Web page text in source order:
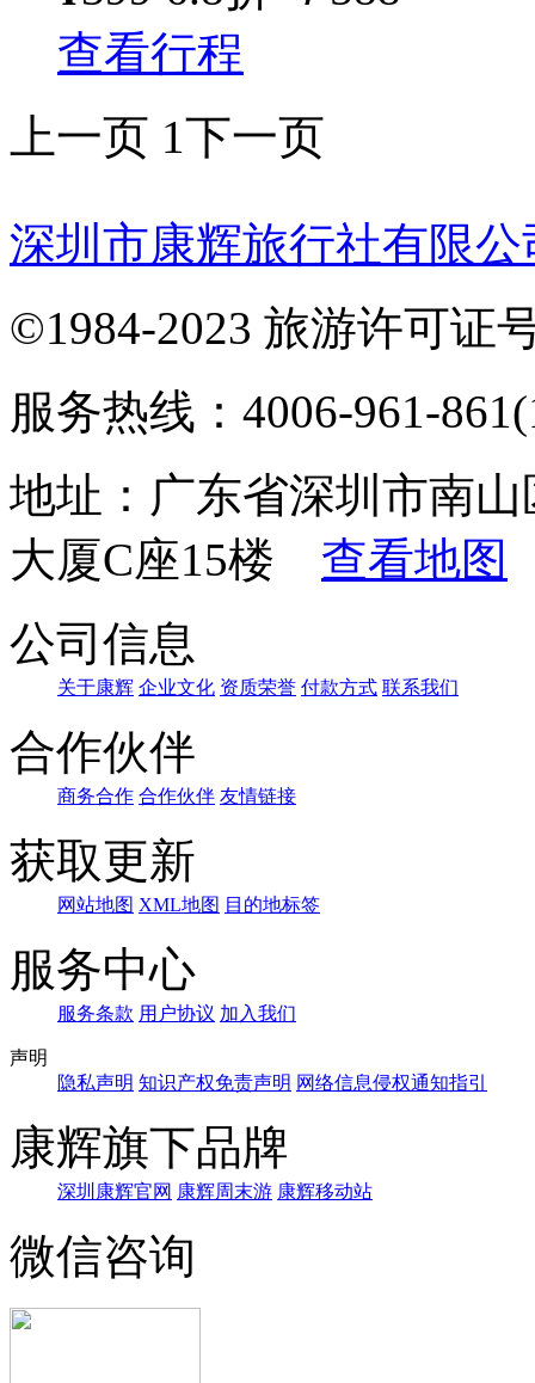
查看行程
上一页 1下一页
深圳市康辉旅行社有限
©1984-2023 旅游许可证
服务热线：4006-961-
地址：广东省深圳市南
大厦C座15楼 查看地图
公司信息
关于康辉 企业文化 资质荣誉 付款方式 联系我们
合作伙伴
商务合作 合作伙伴 友情链接
获取更新
网站地图 XML地图 目的地标签
服务中心
服务条款 用户协议 加入我们
声明
隐私声明 知识产权免责声明 网络信息侵权通知指引
康辉旗下品牌
深圳康辉官网 康辉周末游 康辉移动站
微信咨询